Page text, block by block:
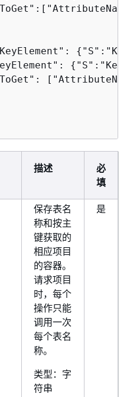
{
{
描述
必
填
保存表名
称和按主
键获取的
相应项目
的容器。
请求项目
时，每个
操作只能
调用一次
每个表名
称。
类型：字
符串
是